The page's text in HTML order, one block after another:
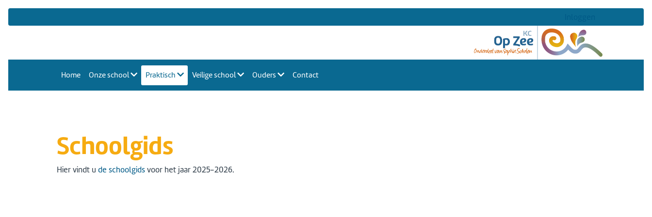
Home Onze school Praktisch Veilige school Ouders Contact
Schoolgids
Hier vindt u de schoolgidsvoor het jaar 2025-2026.